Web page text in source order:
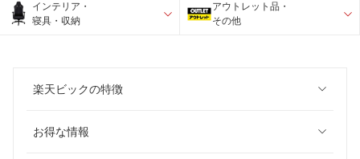
インテリア・
寝具・収納
アウトレット品・
その他
楽天ビックの特徴
お得な情報